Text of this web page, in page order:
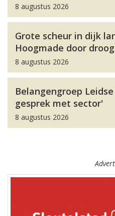
8 augustus 2026
Grote scheur in dijk
Hoogmade door
8 augustus 2026
Belangengroep
gesprek met sector'
8 augustus 2026